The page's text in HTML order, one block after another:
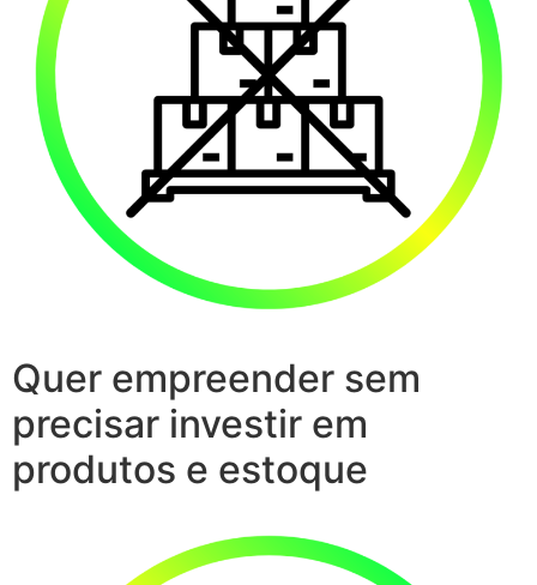
Quer empreender sem
precisar investir em
produtos e estoque